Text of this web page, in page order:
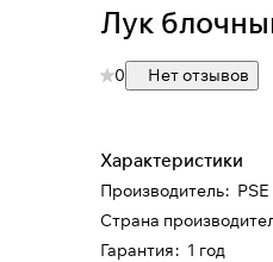
Лук
0 Нет отзывов
Характеристики
Производитель: PSE
Страна
Гарантия: 1 год